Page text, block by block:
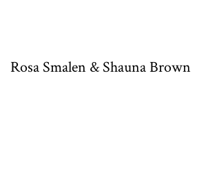
Rosa Smalen & Shauna Brown